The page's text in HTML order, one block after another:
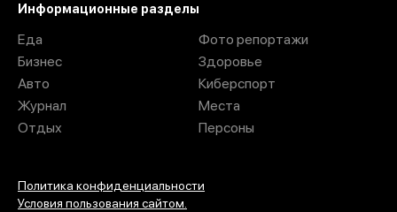
Информационные разделы
Еда
Бизнес
Авто
Журнал
Отдых
Фото репортажи
Здоровье
Киберспорт
Места
Персоны
Политика конфиденциальности
Условия пользования сайтом.